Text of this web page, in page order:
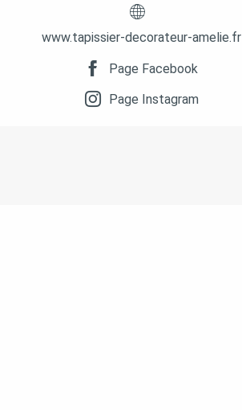
www.tapissier-decorateur-amelie.fr
Page Facebook
Page Instagram